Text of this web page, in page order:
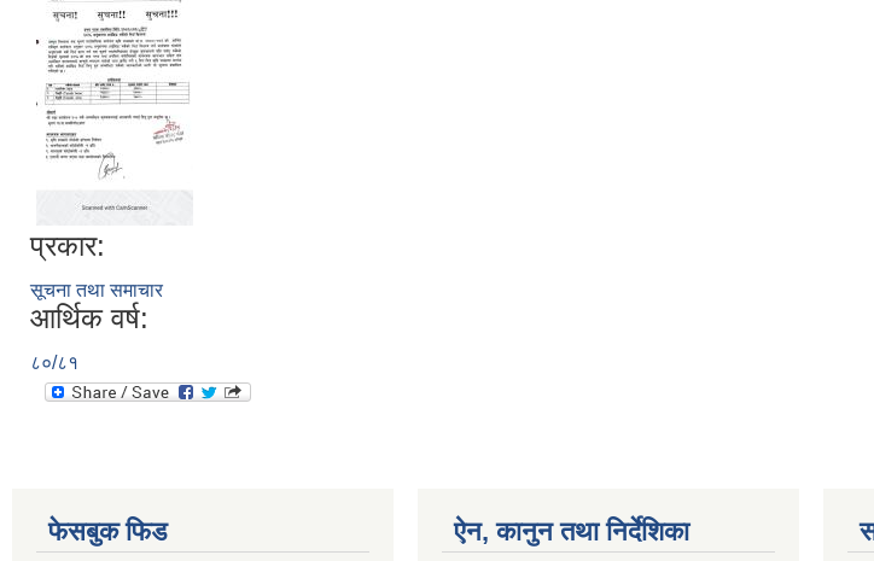
प्रकार:
सूचना तथा समाचार
आर्थिक वर्ष:
८०/८१
फेसबुक फिड ऐन, कानुन तथा निर्देशिका